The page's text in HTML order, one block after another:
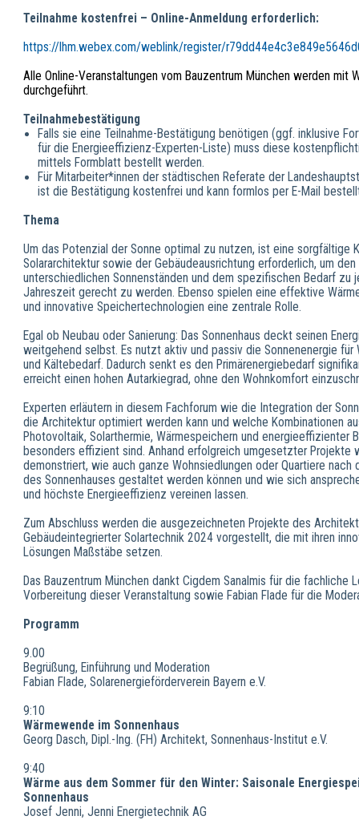
Teilnahme kostenfrei – Online-Anmeldung erforderlich:
https://lhm.webex.com/weblink/register/
Alle Online-Veranstaltungen vom Bauzentrum München werden mit
durchgeführt.
Teilnahmebestätigung
Falls sie eine Teilnahme-Bestätigung benötigen (ggf. inklusive
für die Energieeffizienz-Experten-Liste) muss diese
mittels Formblatt bestellt werden.
Für Mitarbeiter*innen der städtischen Referate der
ist die Bestätigung kostenfrei und kann formlos per E-Mail
Thema
Um das Potenzial der Sonne optimal zu nutzen, ist eine sorgfältige
Solararchitektur sowie der Gebäudeausrichtung erforderlich, um den
unterschiedlichen Sonnenständen und dem spezifischen Bedarf zu
Jahreszeit gerecht zu werden. Ebenso spielen eine effektive
und innovative Speichertechnologien eine zentrale Rolle.
Egal ob Neubau oder Sanierung: Das Sonnenhaus deckt seinen
weitgehend selbst. Es nutzt aktiv und passiv die Sonnenenergie für
und Kältebedarf. Dadurch senkt es den Primärenergiebedarf
erreicht einen hohen Autarkiegrad, ohne den Wohnkomfort
Experten erläutern in diesem Fachforum wie die Integration der
die Architektur optimiert werden kann und welche Kombinationen
Photovoltaik, Solarthermie, Wärmespeichern und energieeffizienter
besonders effizient sind. Anhand erfolgreich umgesetzter Projekte
demonstriert, wie auch ganze Wohnsiedlungen oder Quartiere nach
des Sonnenhauses gestaltet werden können und wie sich
und höchste Energieeffizienz vereinen lassen.
Zum Abschluss werden die ausgezeichneten Projekte des
Gebäudeintegrierter Solartechnik 2024 vorgestellt, die mit ihren
Lösungen Maßstäbe setzen.
Das Bauzentrum München dankt Cigdem Sanalmis für die fachliche
Vorbereitung dieser Veranstaltung sowie Fabian Flade für die
Programm
9.00
Begrüßung, Einführung und Moderation
Fabian Flade, Solarenergieförderverein Bayern e.V.
9:10
Wärmewende im Sonnenhaus
Georg Dasch, Dipl.-Ing. (FH) Architekt, Sonnenhaus-Institut e.V.
9:40
Wärme aus dem Sommer für den Winter: Saisonale
Sonnenhaus
Josef Jenni, Jenni Energietechnik AG